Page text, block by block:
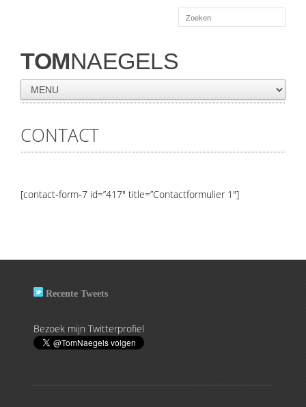
TOMNAEGELS
CONTACT
[contact-form-7 id=”417″ title=”Contactformulier 1″]
Recente Tweets
Bezoek mijn Twitterprofiel